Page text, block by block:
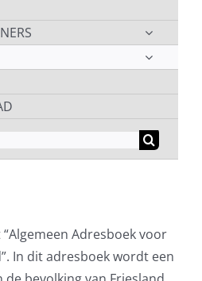
Adresboek voor
In dit adresboek wordt een